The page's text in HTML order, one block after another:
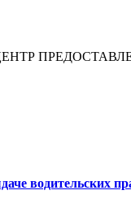
водительских